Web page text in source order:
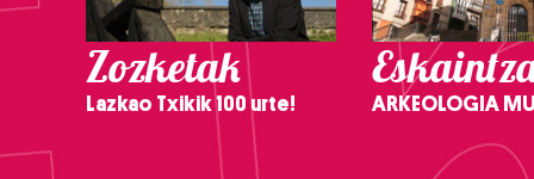
Zozketak
Lazkao Txikik 100 urte! ARKEOLOGIA